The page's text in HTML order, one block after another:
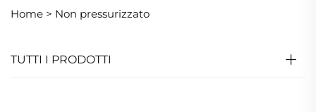
Home > Non pressurizzato
TUTTI I PRODOTTI